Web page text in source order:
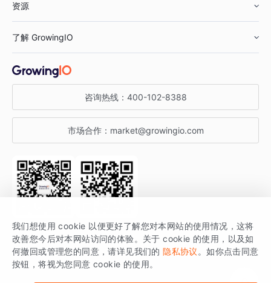
鞋服行业
汽车行业
金融行业
智能运营
获客分析
资源
增长公开课
增长博客
开发者文档
SDK 文档
场景指南
了解 GrowingIO
关于 GrowingIO
增长大会
行业活动
咨询热线： 400-102-8388
市场合作： market@growingio.com
关注公众号 获取更多干货
GrowingIO 是专注于数据智能分析与增长的品牌，核心平台为 GrowingIO
分析云。
我们想使用 cookie 以便更好了解您对本网站的使用情况，这将
改善您今后对本网站访问的体验。关于 cookie 的使用，以及如
何撤回或管理您的同意，请详见我们的 隐私协议 。如你点击同意
按钮，将视为您同意 cookie 的使用。